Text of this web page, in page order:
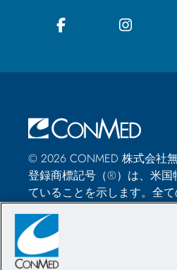
© 2026 CONMED 株式会社
登録商標記号（®）は、米国
ていることを示します。全
されているわけではありませ
では、外科手術における、
や器具の使用方法に関する
それらは医学的なアドバイス